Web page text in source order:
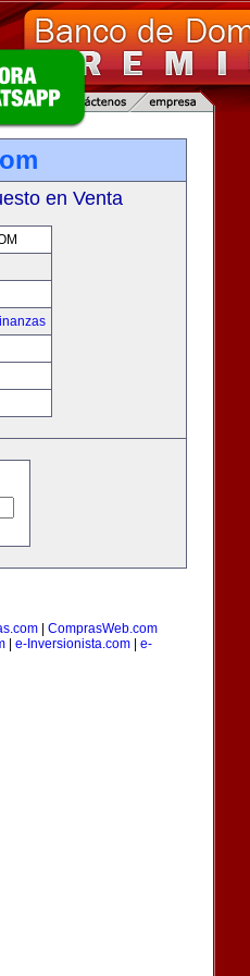
en Venta
| ComprasWeb.com
| e-Inversionista.com| e-